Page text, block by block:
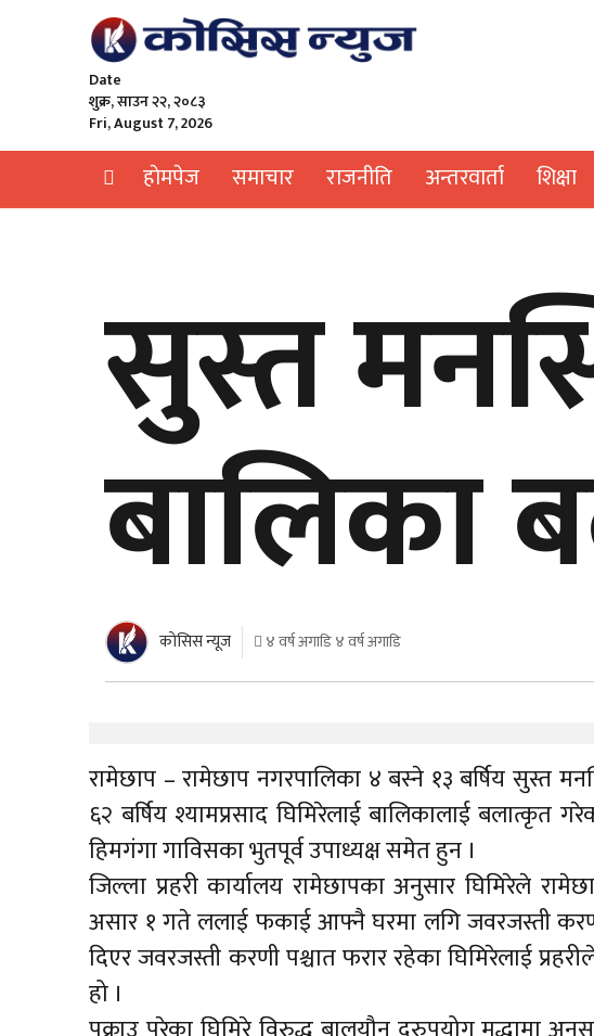
Date
शुक्र, साउन २२, २०८३
Fri, August 7, 2026
हाेमपेज समाचार राजनीति अन्तरवार्ता शिक्षा
सुस्त
बालिका
काेसिस न्यूज ४ वर्ष अगाडि ४ वर्ष अगाडि
रामेछाप – रामेछाप नगरपालिका ४ बस्ने १३ बर्षिय सुस्त
६२ बर्षिय श्यामप्रसाद घिमिरेलाई बालिकालाई बलात्कृत
हिमगंगा गाविसका भुतपूर्व उपाध्यक्ष समेत हुन ।
जिल्ला प्रहरी कार्यालय रामेछापका अनुसार घिमिरेले
असार १ गते ललाई फकाई आफ्नै घरमा लगि जवरजस्ती
दिएर जवरजस्ती करणी पश्चात फरार रहेका घिमिरेलाई
हो ।